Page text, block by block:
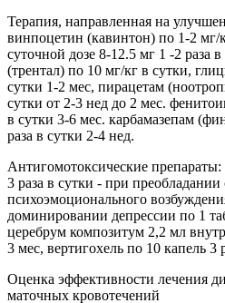
Терапия, направленная на
винпоцетин (кавинтон) по 1-2 мг/
суточной дозе 8-12.5 мг 1 -2 раза
(трентал) по 10 мг/кг в сутки,
сутки 1-2 мес, пирацетам
сутки от 2-3 нед до 2 мес.
в сутки 3-6 мес. карбамазепам
раза в сутки 2-4 нед.
Антигомотоксические препараты:
3 раза в сутки - при
психоэмоционального
доминировании депрессии по 1
церебрум композитум 2,2 мл
3 мес, вертигохель по 10 капель 3
Оценка эффективности лечения
маточных кровотечений